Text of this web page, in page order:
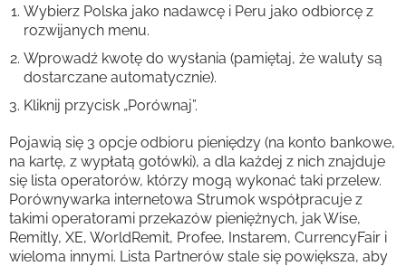
Wybierz Polska jako nadawcę i Peru jako odbiorcę z
rozwijanych menu.
Wprowadź kwotę do wysłania (pamiętaj, że waluty są
dostarczane automatycznie).
Kliknij przycisk „Porównaj”.
Pojawią się 3 opcje odbioru pieniędzy (na konto bankowe,
na kartę, z wypłatą gotówki), a dla każdej z nich znajduje
się lista operatorów, którzy mogą wykonać taki przelew.
Porównywarka internetowa Strumok współpracuje z
takimi operatorami przekazów pieniężnych, jak Wise,
Remitly, XE, WorldRemit, Profee, Instarem, CurrencyFair i
wieloma innymi. Lista Partnerów stale się powiększa, aby